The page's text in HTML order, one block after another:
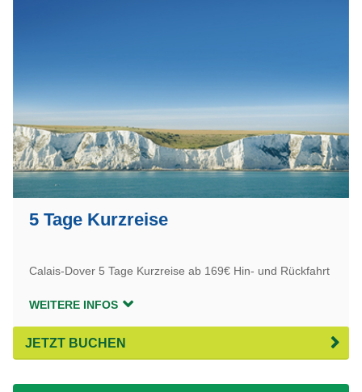
5 Tage Kurzreise
Calais-Dover 5 Tage Kurzreise ab 169€ Hin- und Rückfahrt
WEITERE INFOS
JETZT BUCHEN